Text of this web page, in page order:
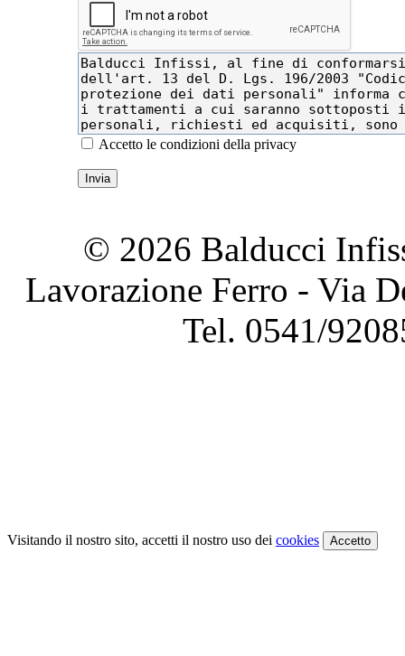
Accetto le condizioni della privacy
© 2026 Balducci
Lavorazione Ferro - Via
Tel. 0541/
Visitando il nostro sito, accetti il nostro uso dei cookies Accetto